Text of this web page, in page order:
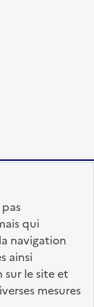
qui
navigation
ainsi
le site et
mesures